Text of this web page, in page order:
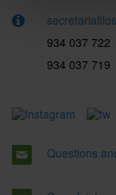
934 037 722
934 037 719
Questions